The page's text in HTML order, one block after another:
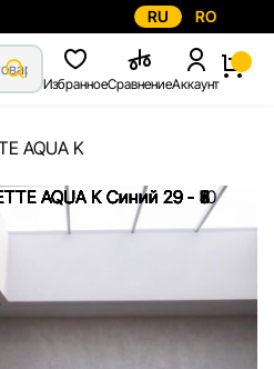
RU RO
ИзбранноеСравнениеАккаунт
AQUA K